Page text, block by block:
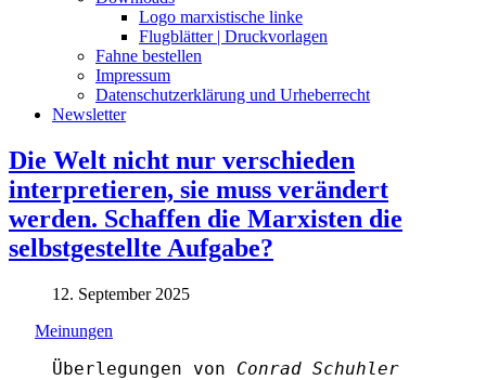
Logo marxistische linke
Flugblätter | Druckvorlagen
Fahne bestellen
Impressum
Datenschutzerklärung und Urheberrecht
Newsletter
Die Welt nicht nur verschieden
interpretieren, sie muss verändert
werden. Schaffen die Marxisten die
selbstgestellte Aufgabe?
12. September 2025
Meinungen
Überlegungen von Conrad Schuhler